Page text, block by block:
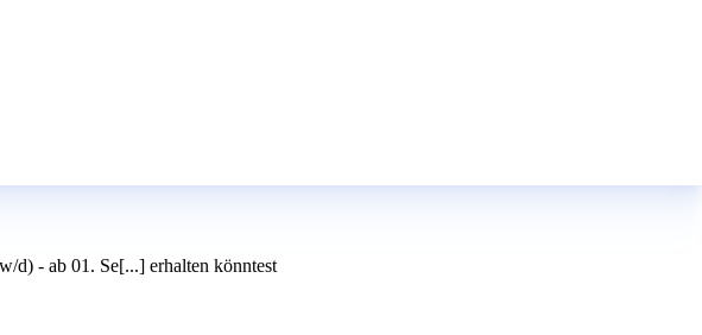
d) - ab 01. Se[...] erhalten könntest